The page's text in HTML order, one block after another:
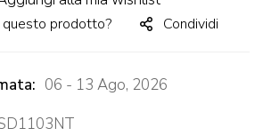
questo prodotto? Condividi
06 - 13 Ago, 2026